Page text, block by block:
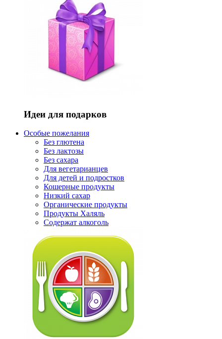
Идеи для подарков
Особые пожелания
Без глютена
Без лактозы
Без сахара
Для вегетарианцев
Для детей и подростков
Кошерные продукты
Низкий сахар
Органические продукты
Продукты Халяль
Содержат алкоголь